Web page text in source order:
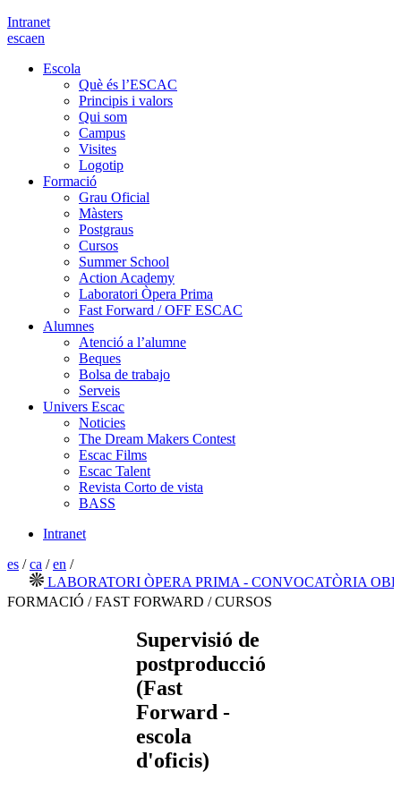
Intranet
escaen
Escola
Què és l’ESCAC
Principis i valors
Qui som
Campus
Visites
Logotip
Formació
Grau Oficial
Màsters
Postgraus
Cursos
Summer School
Action Academy
Laboratori Òpera Prima
Fast Forward / OFF ESCAC
Alumnes
Atenció a l’alumne
Beques
Bolsa de trabajo
Serveis
Univers Escac
Noticies
The Dream Makers Contest
Escac Films
Escac Talent
Revista Corto de vista
BASS
Intranet
es /ca /en /
LABORATORI ÒPERA PRIMA - CONVOCATÒRIA
FORMACIÓ / FAST FORWARD / CURSOS
Supervisió de
postproducció
(Fast
Forward -
escola
d'oficis)